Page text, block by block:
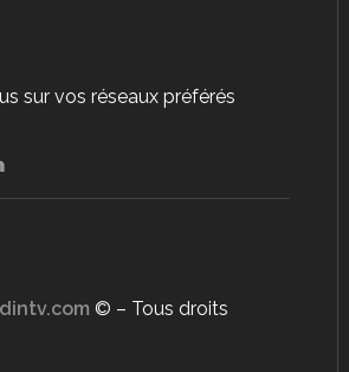
sur vos réseaux préférés
© – Tous droits